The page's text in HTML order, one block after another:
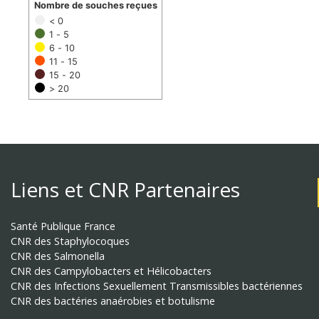
< 0
1 - 5
6 - 10
11 - 15
15 - 20
> 20
Nombre de souches reçues
Liens et CNR Partenaires
Santé Publique France
CNR des Staphylocoques
CNR des Salmonella
CNR des Campylobacters et Hélicobacters
CNR des Infections Sexuellement Transmissibles bactériennes
CNR des bactéries anaérobies et botulisme